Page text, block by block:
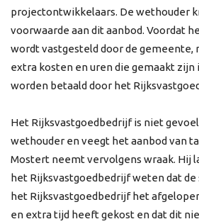
projectontwikkelaars. De wethouder
voorwaarde aan dit aanbod. Voordat
wordt vastgesteld door de gemeente,
extra kosten en uren die gemaakt zijn
worden betaald door het
Het Rijksvastgoedbedrijf is niet
wethouder en veegt het aanbod van
Mostert neemt vervolgens wraak. Hij
het Rijksvastgoedbedrijf weten dat
het Rijksvastgoedbedrijf het
en extra tijd heeft gekost en dat dit